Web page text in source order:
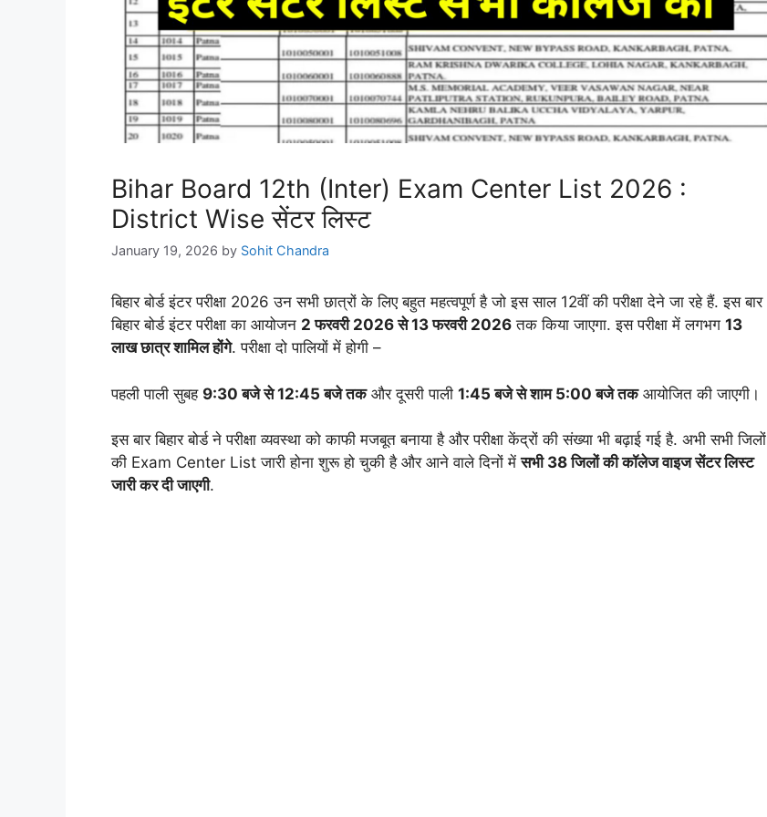
Bihar Board 12th (Inter) Exam Center List 2026 :
District Wise सेंटर लिस्ट
January 19, 2026 by Sohit Chandra
बिहार बोर्ड इंटर परीक्षा 2026 उन सभी छात्रों के लिए बहुत महत्वपूर्ण है जो इस साल 12वीं की परीक्षा देने जा रहे हैं. इस बार
बिहार बोर्ड इंटर परीक्षा का आयोजन 2 फरवरी 2026 से 13 फरवरी 2026 तक किया जाएगा. इस परीक्षा में लगभग 13
लाख छात्र शामिल होंगे. परीक्षा दो पालियों में होगी –
पहली पाली सुबह 9:30 बजे से 12:45 बजे तकऔर दूसरी पाली 1:45 बजे से शाम 5:00 बजे तकआयोजित की जाएगी।
इस बार बिहार बोर्ड ने परीक्षा व्यवस्था को काफी मजबूत बनाया है और परीक्षा केंद्रों की संख्या भी बढ़ाई गई है. अभी सभी जिलों
की Exam Center List जारी होना शुरू हो चुकी है और आने वाले दिनों मेंसभी 38 जिलों की कॉलेज वाइज सेंटर लिस्ट
जारी कर दी जाएगी.